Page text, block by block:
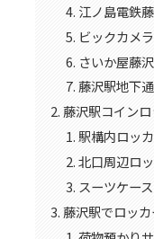
江ノ島電鉄
ビックカメ
さいか屋藤
藤沢駅地下
藤沢駅コイン
駅構内ロッ
北口周辺ロ
スーツケー
藤沢駅でロッ